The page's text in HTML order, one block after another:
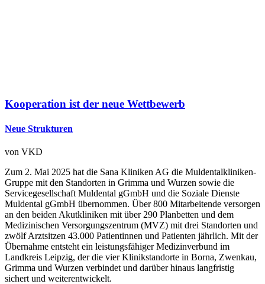
Kooperation ist der neue Wettbewerb
Neue Strukturen
von VKD
Zum 2. Mai 2025 hat die Sana Kliniken AG die Muldentalkliniken-
Gruppe mit den Standorten in Grimma und Wurzen sowie die
Servicegesellschaft Muldental gGmbH und die Soziale Dienste
Muldental gGmbH übernommen. Über 800 Mitarbeitende versorgen
an den beiden Akutkliniken mit über 290 Planbetten und dem
Medizinischen Versorgungszentrum (MVZ) mit drei Standorten und
zwölf Arztsitzen 43.000 Patientinnen und Patienten jährlich. Mit der
Übernahme entsteht ein leistungsfähiger Medizinverbund im
Landkreis Leipzig, der die vier Klinikstandorte in Borna, Zwenkau,
Grimma und Wurzen verbindet und darüber hinaus langfristig
sichert und weiterentwickelt.